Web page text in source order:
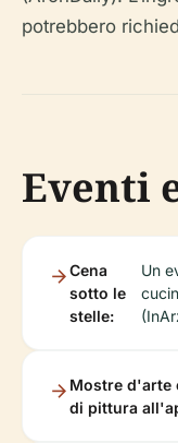
potrebbero
Eventi
Cena
sotto le
stelle:
Un
Mostre d'arte
di pittura